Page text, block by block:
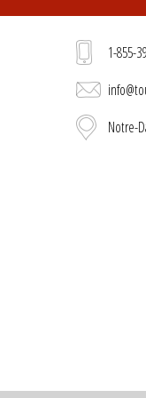
1-855-
Notre-